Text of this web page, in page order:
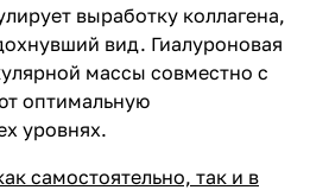
выработку коллагена,
вид. Гиалуроновая
массы совместно с
оптимальную
уровнях.
самостоятельно, так и в